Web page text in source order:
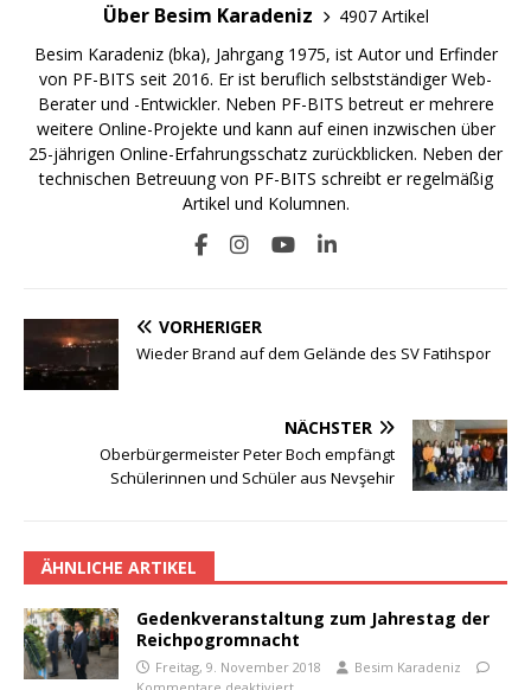
Über Besim Karadeniz
4907 Artikel
Besim Karadeniz (bka), Jahrgang 1975, ist Autor und Erfinder
von PF-BITS seit 2016. Er ist beruflich selbstständiger Web-
Berater und -Entwickler. Neben PF-BITS betreut er mehrere
weitere Online-Projekte und kann auf einen inzwischen über
25-jährigen Online-Erfahrungsschatz zurückblicken. Neben der
technischen Betreuung von PF-BITS schreibt er regelmäßig
Artikel und Kolumnen.
VORHERIGER
Wieder Brand auf dem Gelände des SV Fatihspor
NÄCHSTER
Oberbürgermeister Peter Boch empfängt
Schülerinnen und Schüler aus Nevşehir
ÄHNLICHE ARTIKEL
Gedenkveranstaltung zum Jahrestag der
Reichpogromnacht
Freitag, 9. November 2018
Besim Karadeniz